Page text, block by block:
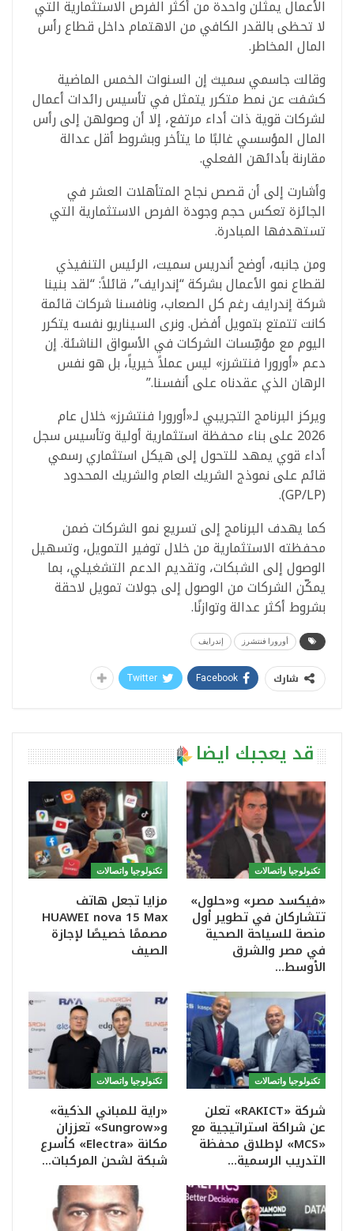
الأعمال يمثلن واحدة من أكثر الفرص الاستثمارية التي
لا تحظى بالقدر الكافي من الاهتمام داخل قطاع رأس
المال المخاطر.
وقالت جاسمي سميث إن السنوات الخمس الماضية
كشفت عن نمط متكرر يتمثل في تأسيس رائدات أعمال
لشركات قوية ذات أداء مرتفع، إلا أن وصولهن إلى رأس
المال المؤسسي غالبًا ما يتأخر وبشروط أقل عدالة
مقارنة بأدائهن الفعلي.
وأشارت إلى أن قصص نجاح المتأهلات العشر في
الجائزة تعكس حجم وجودة الفرص الاستثمارية التي
تستهدفها المبادرة.
ومن جانبه، أوضح أندريس سميت، الرئيس التنفيذي
لقطاع نمو الأعمال بشركة “إندرايف”، قائلاً: “لقد بنينا
شركة إندرايف رغم كل الصعاب، ونافسنا شركات قائمة
كانت تتمتع بتمويل أفضل. ونرى السيناريو نفسه يتكرر
اليوم مع مؤسِّسات الشركات في الأسواق الناشئة. إن
دعم «أورورا فنتشرز» ليس عملاً خيرياً، بل هو نفس
الرهان الذي عقدناه على أنفسنا.”
ويركز البرنامج التجريبي لـ«أورورا فنتشرز» خلال عام
2026 على بناء محفظة استثمارية أولية وتأسيس سجل
أداء قوي يمهد للتحول إلى هيكل استثماري رسمي
قائم على نموذج الشريك العام والشريك المحدود
(GP/LP).
كما يهدف البرنامج إلى تسريع نمو الشركات ضمن
محفظته الاستثمارية من خلال توفير التمويل، وتسهيل
الوصول إلى الشبكات، وتقديم الدعم التشغيلي، بما
يمكّن الشركات من الوصول إلى جولات تمويل لاحقة
بشروط أكثر عدالة وتوازنًا.
أورورا فنتشرز إندرايف
شارك Facebook
Twitter
قد يعجبك ايضا
تكنولوجيا واتصالات
«فيكسد مصر» و«حلول»
تتشاركان في تطوير أول
منصة للسياحة الصحية
في مصر والشرق
الأوسط…
تكنولوجيا واتصالات
مزايا تجعل هاتف
HUAWEI nova 15 Max
مصممًا خصيصًا لإجازة
الصيف
تكنولوجيا واتصالات
شركة «RAKICT» تعلن
عن شراكة استراتيجية مع
«MCS» لإطلاق محفظة
التدريب الرسمية…
تكنولوجيا واتصالات
«راية للمباني الذكية»
و«Sungrow» تعززان
مكانة «Electra» كأسرع
شبكة لشحن المركبات…